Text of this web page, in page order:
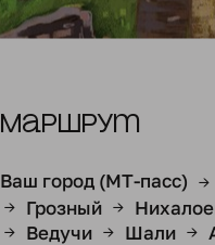
Маршрут
Ваш город (МТ-пасс) →
→ Грозный →
→ Ведучи → Шали →